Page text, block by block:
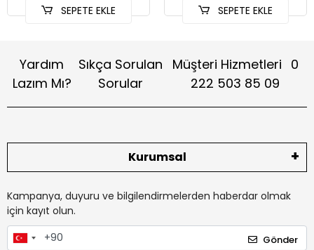
SEPETE EKLE SEPETE EKLE
Yardım
Lazım Mı?
Sıkça Sorulan
Sorular
Müşteri Hizmetleri 0
222 503 85 09
Kurumsal
Kampanya, duyuru ve bilgilendirmelerden haberdar olmak
için kayıt olun.
Gönder